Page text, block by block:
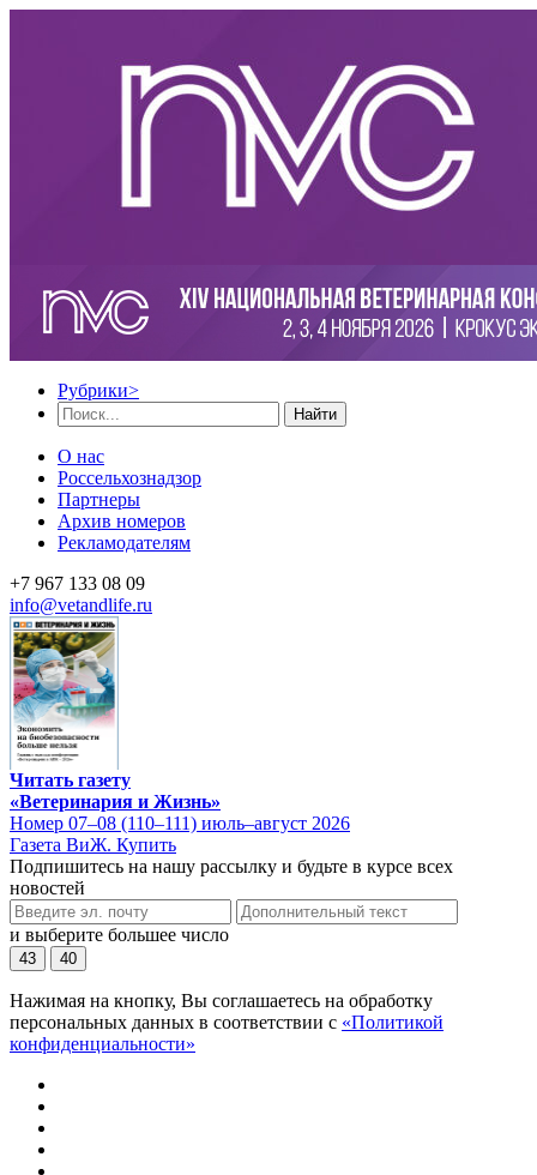
Рубрики>
Найти
О нас
Россельхознадзор
Партнеры
Архив номеров
Рекламодателям
+7 967 133 08 09
info@vetandlife.ru
Читать газету
«Ветеринария и Жизнь»
Номер 07–08 (110–111) июль–август 2026
Газета ВиЖ. Купить
Подпишитесь на нашу рассылку и будьте в курсе всех
новостей
и выберите большее число
43 40
Нажимая на кнопку, Вы соглашаетесь на обработку
персональных данных в соответствии с «Политикой
конфиденциальности»